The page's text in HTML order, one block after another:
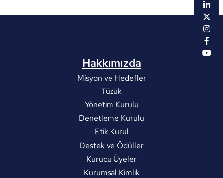
Hakkımızda
Misyon ve Hedefler
Tüzük
Yönetim Kurulu
Denetleme Kurulu
Etik Kurul
Destek ve Ödüller
Kurucu Üyeler
Kurumsal Kimlik